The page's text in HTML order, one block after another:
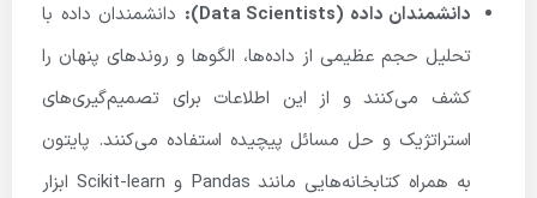
دانشمندان داده (Data Scientists):
دانشمندان داده با
تحلیل حجم عظیمی از داده‌ها، الگوها و روندهای پنهان را
کشف می‌کنند و از این اطلاعات برای تصمیم‌گیری‌های
استراتژیک و حل مسائل پیچیده استفاده می‌کنند. پایتون
به همراه کتابخانه‌هایی مانند Pandas و Scikit-learn ابزار